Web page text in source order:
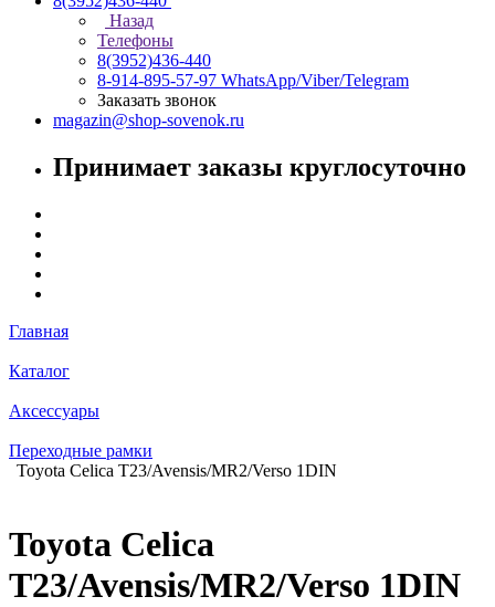
Назад
Телефоны
8(3952)436-440
8-914-895-57-97 WhatsApp/Viber/Telegram
Заказать звонок
magazin@shop-sovenok.ru
Принимает заказы круглосуточно
Главная
Каталог
Аксессуары
Переходные рамки
Toyota Celica T23/Avensis/MR2/Verso 1DIN
Toyota Celica
T23/Avensis/MR2/Verso 1DIN